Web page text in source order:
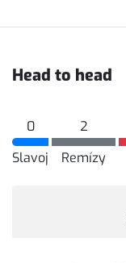
Head to head
0
Slavoj
2
Remízy